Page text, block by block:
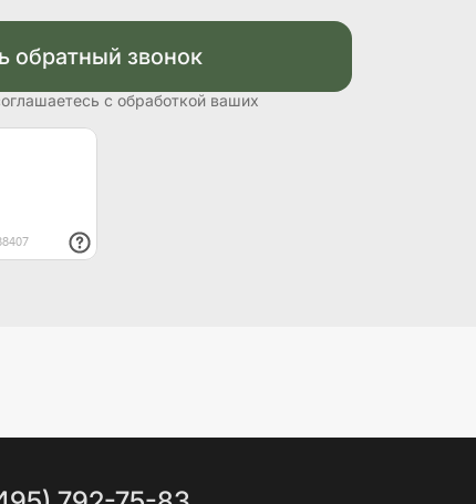
обратный звонок
с обработкой ваших